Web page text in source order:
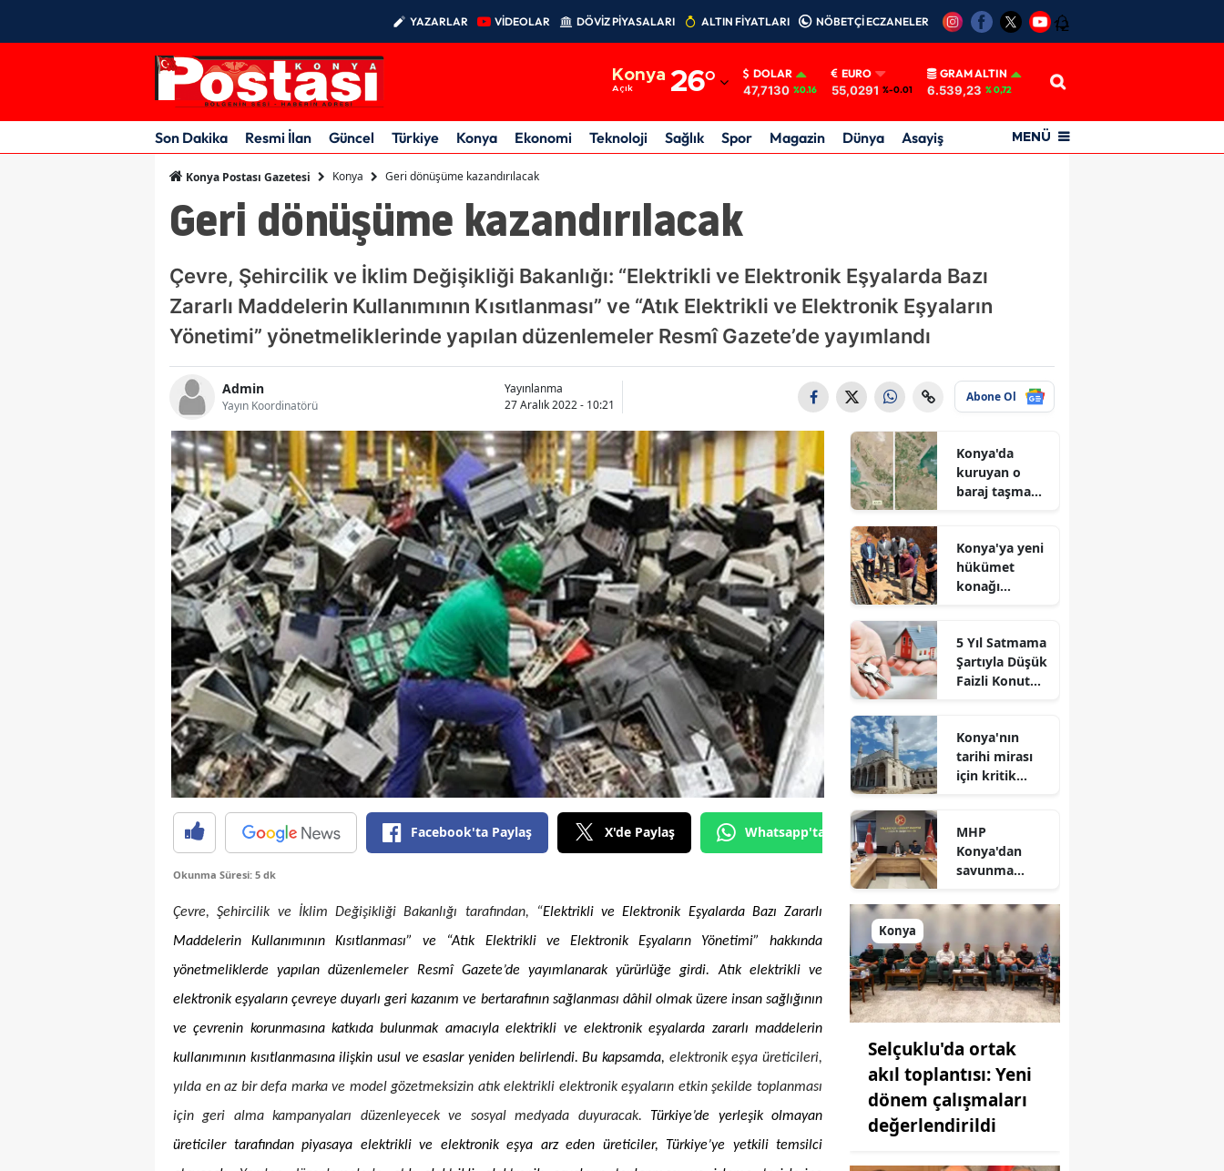
YAZARLAR VİDEOLAR DÖVİZ PİYASALARI ALTIN FİYATLARI NÖBETÇİ ECZANELER 12
Konya
Açık 26°
Adıyaman
Afyonkarahisar
Amasya
Ankara
Antalya
Artvin
Bilecik
Bingöl
Bitlis
Bolu
Burdur
Bursa
Çanakkale
Çankırı
Çorum
Denizli
Diyarbakır
Edirne
Erzincan
Erzurum
Gaziantep
Giresun
Gümüşhane
Hakkari
DOLAR
47,7130 %0.16
EURO
55,0291 %-0.01
GRAM ALTIN
6.539,23 % 0,72
Son Dakika Resmi İlan Güncel Türkiye Konya Ekonomi Teknoloji Sağlık Spor Magazin Dünya Asayiş MENÜ
Konya Postası Gazetesi Konya Geri dönüşüme kazandırılacak
Geri dönüşüme kazandırılacak
Çevre, Şehircilik ve İklim Değişikliği Bakanlığı: “Elektrikli ve Elektronik Eşyalarda Bazı
Zararlı Maddelerin Kullanımının Kısıtlanması” ve “Atık Elektrikli ve Elektronik Eşyaların
Yönetimi” yönetmeliklerinde yapılan düzenlemeler Resmî Gazete’de yayımlandı
Admin
Yayın Koordinatörü
Yayınlanma
27 Aralık 2022 - 10:21
Abone Ol
Facebook'ta Paylaş X'de Paylaş Whatsapp'tan Gönder
Okunma Süresi: 5 dk
Çevre, Şehircilik ve İklim Değişikliği Bakanlığı tarafından, “Elektrikli ve Elektronik Eşyalarda Bazı Zararlı
Maddelerin Kullanımının Kısıtlanması” ve “Atık Elektrikli ve Elektronik Eşyaların Yönetimi” hakkında
yönetmeliklerde yapılan düzenlemeler Resmî Gazete’de yayımlanarak yürürlüğe girdi.Atık elektrikli ve
elektronik eşyaların çevreye duyarlı geri kazanım ve bertarafının sağlanması dâhil olmak üzere insan sağlığının
ve çevrenin korunmasına katkıda bulunmak amacıyla elektrikli ve elektronik eşyalarda zararlı maddelerin
kullanımının kısıtlanmasına ilişkin usul ve esaslar yeniden belirlendi. Bu kapsamda, elektronik eşya üreticileri,
yılda en az bir defa marka ve model gözetmeksizin atık elektrikli elektronik eşyaların etkin şekilde toplanması
için geri alma kampanyaları düzenleyecek ve sosyal medyada duyuracak. Türkiye’de yerleşik olmayan
üreticiler tarafından piyasaya elektrikli ve elektronik eşya arz eden üreticiler, Türkiye’ye yetkili temsilci
Konya'da
kuruyan o
baraj taşma
Konya'ya yeni
hükümet
konağı
5 Yıl Satmama
Şartıyla Düşük
Faizli Konut
Konya'nın
tarihi mirası
için kritik
açıklandı
MHP
Konya'dan
savunma
yeni hamle: İlk
yapıldı!
Konya
Selçuklu'da ortak
akıl toplantısı: Yeni
dönem çalışmaları
değerlendirildi